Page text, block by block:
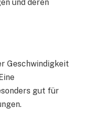
und deren
Geschwindigkeit
gut für